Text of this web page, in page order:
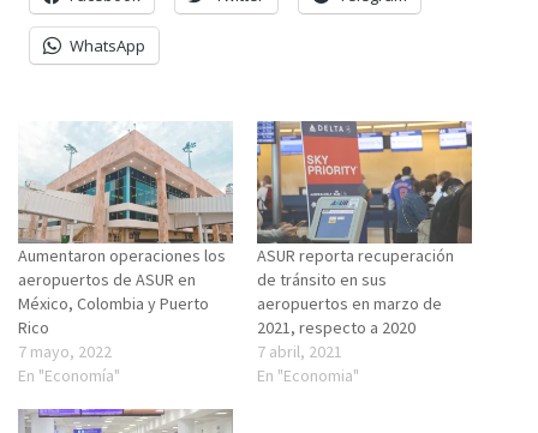
WhatsApp
Aumentaron operaciones los
aeropuertos de ASUR en
México, Colombia y Puerto
Rico
7 mayo, 2022
En "Economía"
ASUR reporta recuperación
de tránsito en sus
aeropuertos en marzo de
2021, respecto a 2020
7 abril, 2021
En "Economia"